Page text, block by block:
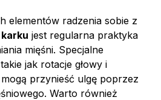
elementów radzenia sobie z
karku jest regularna praktyka
mięśni. Specjalne
jak rotacje głowy i
przynieść ulgę poprzez
Warto również